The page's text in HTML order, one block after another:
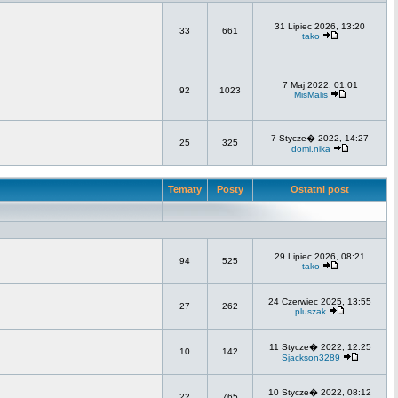
33 661
31 Lipiec 2026, 13:20
tako
92 1023
7 Maj 2022, 01:01
MisMalis
25 325
7 Stycze� 2022, 14:27
domi.nika
Tematy Posty Ostatni post
94 525
29 Lipiec 2026, 08:21
tako
27 262
24 Czerwiec 2025, 13:55
pluszak
10 142
11 Stycze� 2022, 12:25
Sjackson3289
10 Stycze� 2022, 08:12